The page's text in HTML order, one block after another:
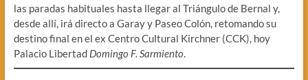
las paradas habituales hasta llegar al Triángulo de Bernal y,
desde allí, irá directo a Garay y Paseo Colón, retomando su
destino final en el ex Centro Cultural Kirchner (CCK), hoy
Palacio Libertad Domingo F. Sarmiento